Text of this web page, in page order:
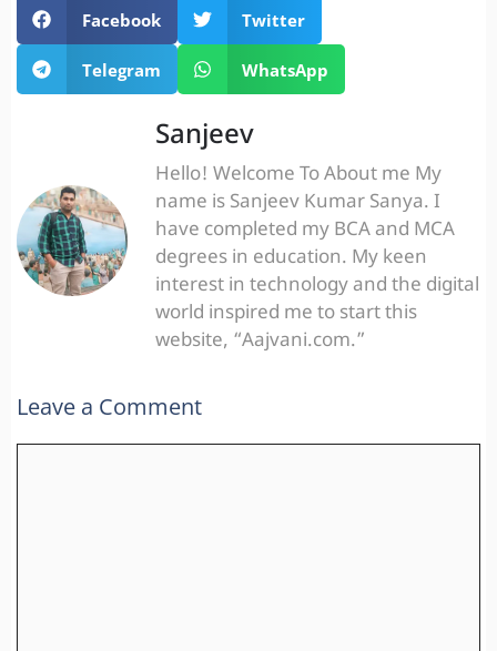
Facebook Twitter
Telegram WhatsApp
Sanjeev
Hello! Welcome To About me My
name is Sanjeev Kumar Sanya. I
have completed my BCA and MCA
degrees in education. My keen
interest in technology and the digital
world inspired me to start this
website, “Aajvani.com.”
Leave a Comment